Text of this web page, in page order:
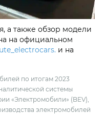
а также обзор модели
на официальном
и на
по итогам 2023
системы
«Электромобили» (BEV),
электромобилей